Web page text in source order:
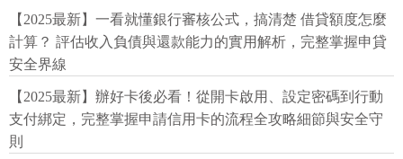
【2025最新】一看就懂銀行審核公式，搞清楚 借貸額度怎麼
計算？ 評估收入負債與還款能力的實用解析，完整掌握申貸
安全界線
【2025最新】辦好卡後必看！從開卡啟用、設定密碼到行動
支付綁定，完整掌握申請信用卡的流程全攻略細節與安全守
則